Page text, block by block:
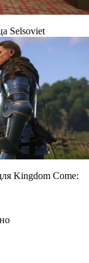
Selsoviet
Kingdom Come: